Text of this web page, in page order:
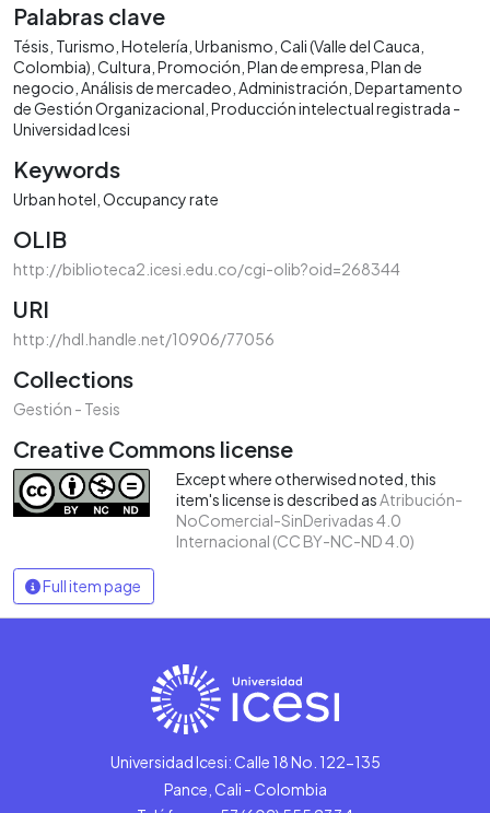
Palabras clave
Tésis Turismo Hotelería Urbanismo Cali (Valle del Cauca,
Colombia) Cultura Promoción Plan de empresa Plan de
negocio Análisis de mercadeo Administración Departamento
de Gestión Organizacional Producción intelectual registrada -
Universidad Icesi
Keywords
Urban hotel Occupancy rate
OLIB
http://biblioteca2.icesi.edu.co/cgi-olib?oid=268344
URI
http://hdl.handle.net/10906/77056
Collections
Gestión - Tesis
Creative Commons license
Except where otherwised noted, this
item's license is described asAtribución-
NoComercial-SinDerivadas 4.0
Internacional (CC BY-NC-ND 4.0)
Full item page
Universidad Icesi: Calle 18 No. 122-135
Pance, Cali - Colombia